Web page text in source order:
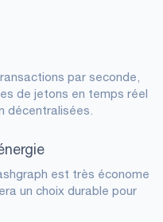
par seconde,
de jetons en temps réel
décentralisées.
est très économe
un choix durable pour